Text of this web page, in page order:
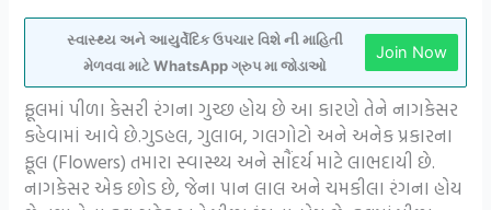
સ્વાસ્થ્ય અને આયુર્વેદિક ઉપચાર વિશે ની માહિતી
મેળવવા માટે WhatsApp ગ્રુપ મા જોડાઓ
Join Now
ફૂલમાં પીળા કેસરી રંગના ગુચ્છ હોય છે આ કારણે તેને નાગકેસર
કહેવામાં આવે છે.ગુડહલ, ગુલાબ, ગલગોટો અને અનેક પ્રકારના
ફૂલ (Flowers) તમારા સ્વાસ્થ્ય અને સૌંદર્ય માટે લાભદાયી છે.
નાગકેસર એક છોડ છે, જેના પાન લાલ અને ચમકીલા રંગના હોય